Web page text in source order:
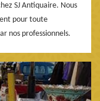
SJ Antiquaire. Nous
pour toute
nos professionnels.